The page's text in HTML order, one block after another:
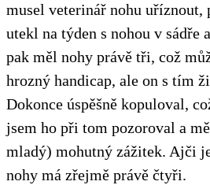
musel veterinář nohu uříznout,
utekl na týden s nohou v sádře
pak měl nohy právě tři, což
hrozný handicap, ale on s tím
Dokonce úspěšně kopuloval,
jsem ho při tom pozoroval a
mladý) mohutný zážitek. Ajči
nohy má zřejmě právě čtyři.